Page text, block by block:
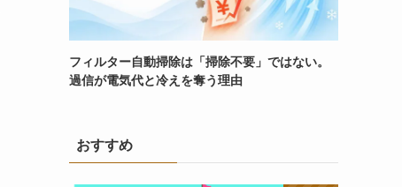
フィルター自動掃除は「掃除不要」ではない。
過信が電気代と冷えを奪う理由
おすすめ